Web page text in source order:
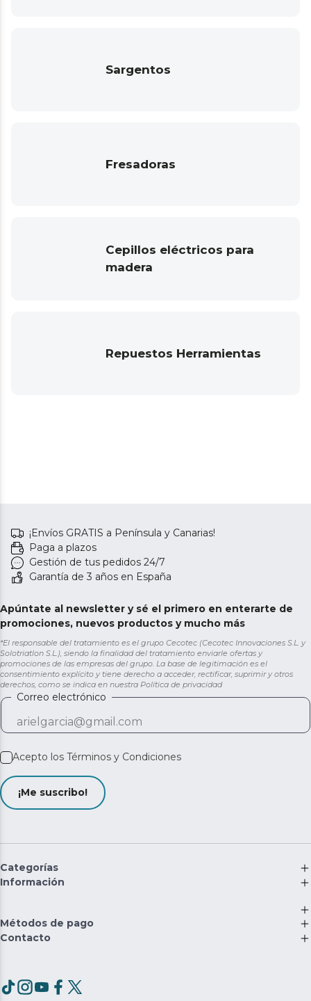
Sargentos
Fresadoras
Cepillos eléctricos para
madera
Repuestos Herramientas
¡Envíos GRATIS a Península y Canarias!
Paga a plazos
Gestión de tus pedidos 24/7
Garantía de 3 años en España
Apúntate al newsletter y sé el primero en enterarte de
promociones, nuevos productos y mucho más
*El responsable del tratamiento es el grupo Cecotec (Cecotec Innovaciones S.L. y
Solotriatlon S.L.), siendo la finalidad del tratamiento enviarle ofertas y
promociones de las empresas del grupo. La base de legitimación es el
consentimiento explícito y tiene derecho a acceder, rectificar, suprimir y otros
derechos, como se indica en nuestra Política de privacidad
Correo electrónico
Acepto los Términos y Condiciones
¡Me suscribo!
Categorías
Información
Métodos de pago
Contacto